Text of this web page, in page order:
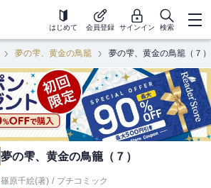
はじめて 会員登録 サインイン 検索
夢の雫、黄金の鳥籠 夢の雫、黄金の鳥籠（７）
夢の雫、黄金の鳥籠（７）
篠原千絵(著) / プチコミック